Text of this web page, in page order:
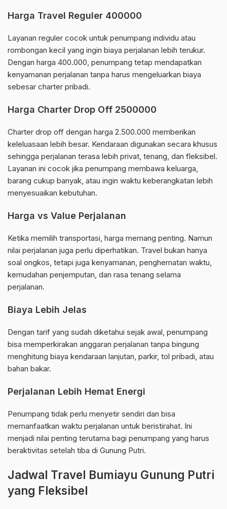
Harga Travel Reguler 400000
Layanan reguler cocok untuk penumpang individu atau
rombongan kecil yang ingin biaya perjalanan lebih terukur.
Dengan harga 400.000, penumpang tetap mendapatkan
kenyamanan perjalanan tanpa harus mengeluarkan biaya
sebesar charter pribadi.
Harga Charter Drop Off 2500000
Charter drop off dengan harga 2.500.000 memberikan
keleluasaan lebih besar. Kendaraan digunakan secara khusus
sehingga perjalanan terasa lebih privat, tenang, dan fleksibel.
Layanan ini cocok jika penumpang membawa keluarga,
barang cukup banyak, atau ingin waktu keberangkatan lebih
menyesuaikan kebutuhan.
Harga vs Value Perjalanan
Ketika memilih transportasi, harga memang penting. Namun
nilai perjalanan juga perlu diperhatikan. Travel bukan hanya
soal ongkos, tetapi juga kenyamanan, penghematan waktu,
kemudahan penjemputan, dan rasa tenang selama
perjalanan.
Biaya Lebih Jelas
Dengan tarif yang sudah diketahui sejak awal, penumpang
bisa memperkirakan anggaran perjalanan tanpa bingung
menghitung biaya kendaraan lanjutan, parkir, tol pribadi, atau
bahan bakar.
Perjalanan Lebih Hemat Energi
Penumpang tidak perlu menyetir sendiri dan bisa
memanfaatkan waktu perjalanan untuk beristirahat. Ini
menjadi nilai penting terutama bagi penumpang yang harus
beraktivitas setelah tiba di Gunung Putri.
Jadwal Travel Bumiayu Gunung Putri
yang Fleksibel